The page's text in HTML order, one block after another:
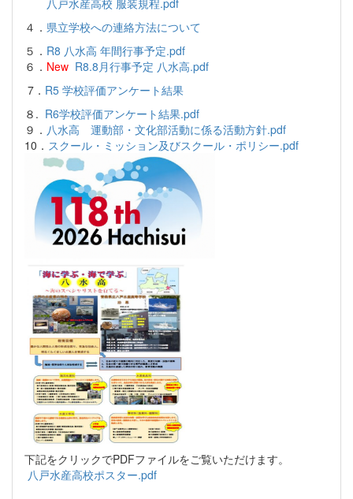
八戸水産高校 服装規程.pdf
４． 県立学校への連絡方法について
５． R8 八水高 年間行事予定.pdf
６． New R8.8月行事予定 八水高.pdf
7． R5 学校評価アンケート結果
８. R6学校評価アンケート結果.pdf
９． 八水高 運動部・文化部活動に係る活動方針.pdf
10． スクール・ミッション及びスクール・ポリシー.pdf
下記をクリックでPDFファイルをご覧いただけます。
八戸水産高校ポスター.pdf